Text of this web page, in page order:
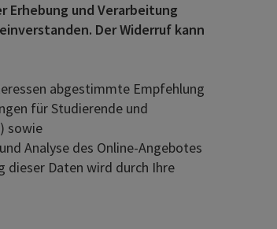
und Verarbeitung
Der Widerruf kann
abgestimmte Empfehlung
für Studierende und
sowie
Analyse des Online-Angebotes
dieser Daten wird durch Ihre